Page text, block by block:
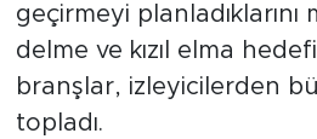
geçirmeyi planladıklarını
delme ve kızıl elma
branşlar, izleyicilerden
topladı.